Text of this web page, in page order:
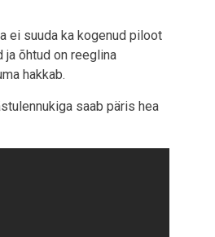
ei suuda ka kogenud piloot
ja õhtud on reeglina
hakkab.
saab päris hea